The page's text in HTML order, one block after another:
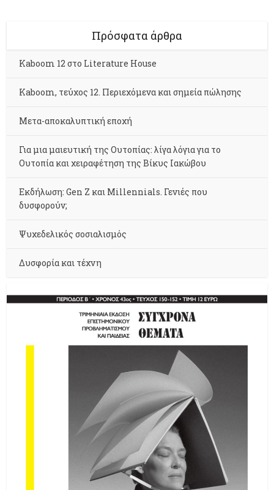
Πρόσφατα άρθρα
Kaboom 12 στο Literature House
Kaboom, τεύχος 12. Περιεχόμενα και σημεία πώλησης
Μετα-αποκαλυπτική εποχή
Για μια μαιευτική της Ουτοπίας: λίγα λόγια για το
Ουτοπία και χειραφέτηση της Βίκυς Ιακώβου
Εκδήλωση: Gen Z και Millennials. Γενιές που
δυσφορούν;
Ψυχεδελικός σοσιαλισμός
Δυσφορία και τέχνη